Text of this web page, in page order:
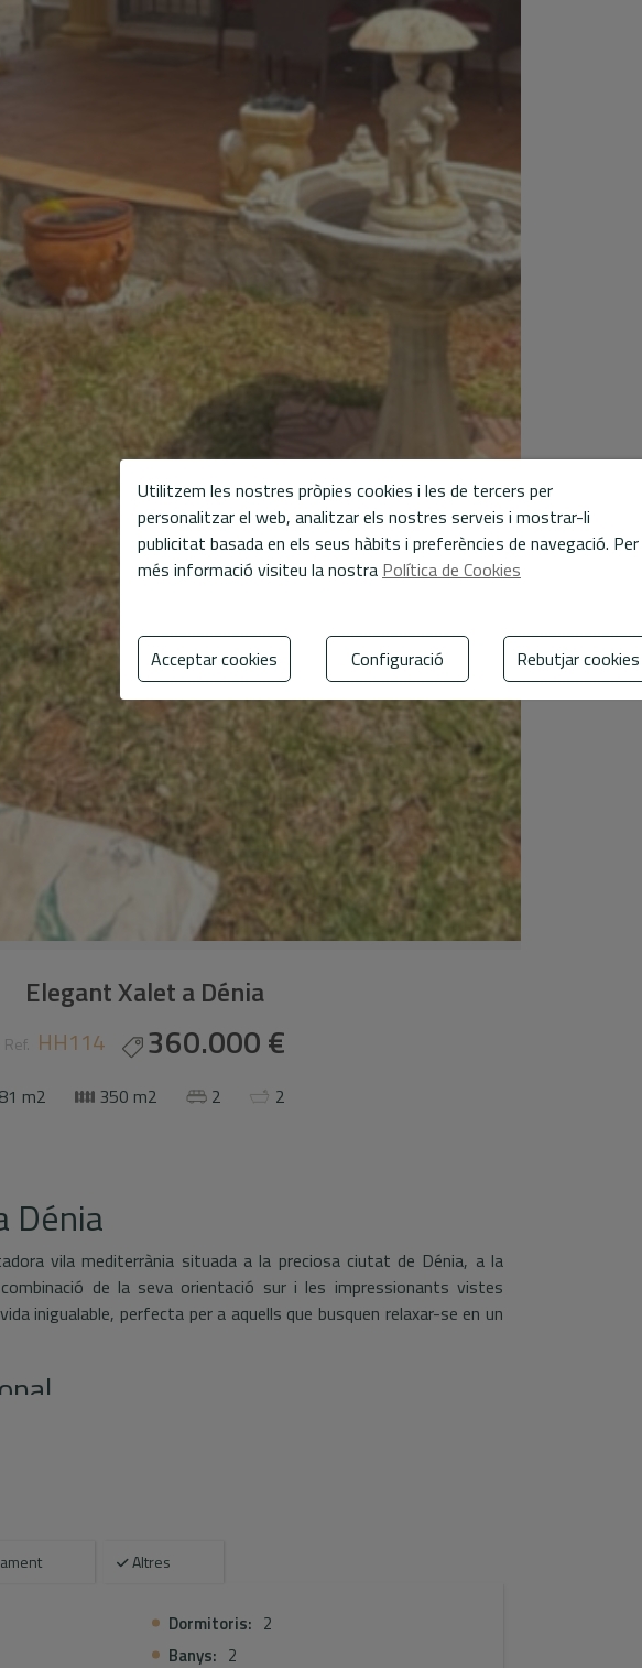
Elegant Xalet a Dénia
Ref. HH114 360.000 €
81 m2 350 m2 2 2
Dénia
vila mediterrània situada a la preciosa ciutat de Dénia, a la
de la seva orientació sur i les impressionants vistes
inigualable, perfecta per a aquells que busquen relaxar-se en un
disseny diàfan i ben distribuït, que s'estén en una superfície
s'integra perfectament amb l'espai de menjar, fomentant la
inoblidables amb éssers estimats.
Comunitaris
terreny de 350 m², que permet gaudir de les seves zones
vos al costat de la piscina comunitària com si preferiu fer una
Altres
Dormitoris: 2
Banys: 2
Utilitzem les nostres pròpies cookies i les de tercers per
personalitzar el web, analitzar els nostres serveis i mostrar-li
publicitat basada en els seus hàbits i preferències de navegació.
més informació visiteu la nostra Política de Cookies
Acceptar cookies Configuració Rebutjar cookies